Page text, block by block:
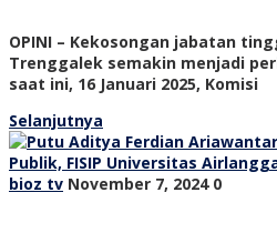
OPINI – Kekosongan jabatan
Trenggalek semakin menjadi
saat ini, 16 Januari 2025, Komisi
Selanjutnya
bioz tv November 7, 2024 0